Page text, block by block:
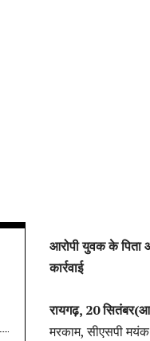
आरोपी युवक के पिता
कार्रवाई
रायगढ़, 20
मरकाम, सीएसपी मयंक